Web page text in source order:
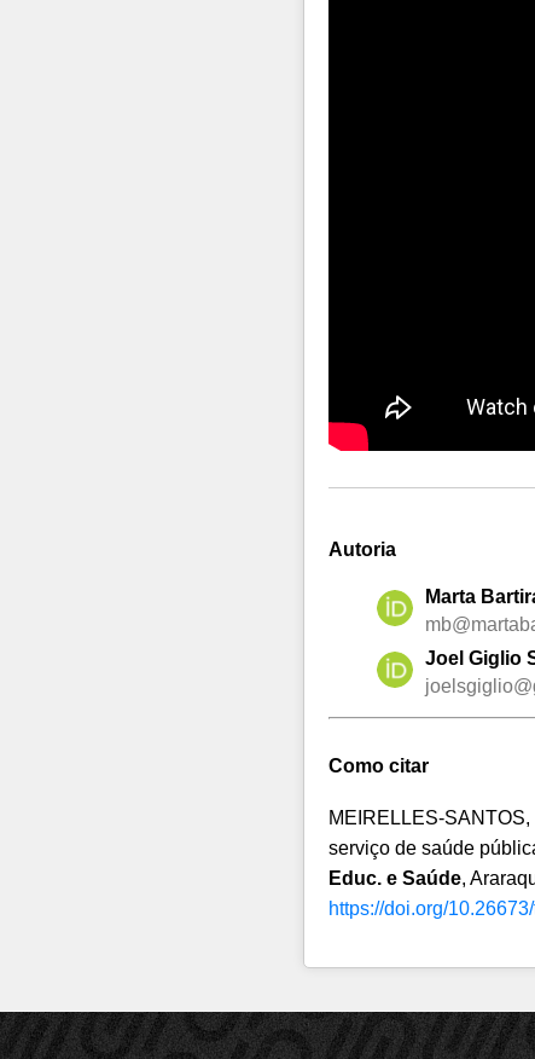
Autoria
Marta
Joel Giglio
Como citar
MEIRELLES-
serviço de saúde
Educ. e Saúde,
https://doi.org/